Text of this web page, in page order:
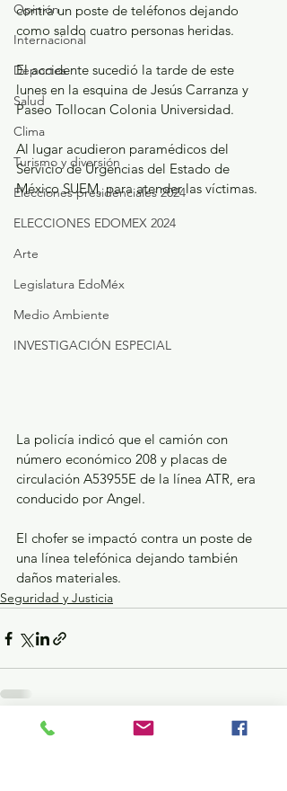
Opinión
Internacional
Deportes
Salud
Clima
Turismo y diversión
Elecciones presidenciales 2024
ELECCIONES EDOMEX 2024
Arte
Legislatura EdoMéx
Medio Ambiente
INVESTIGACIÓN ESPECIAL
contra un poste de teléfonos dejando
como saldo cuatro personas heridas.
El accidente sucedió la tarde de este
lunes en la esquina de Jesús Carranza y
Paseo Tollocan Colonia Universidad.
Al lugar acudieron paramédicos del
Servicio de Urgencias del Estado de
México SUEM, para atender las víctimas.
La policía indicó que el camión con
número económico 208 y placas de
circulación A53955E de la línea ATR, era
conducido por Angel.
El chofer se impactó contra un poste de
una línea telefónica dejando también
daños materiales.
Seguridad y Justicia
Entradas recientes Ver todo